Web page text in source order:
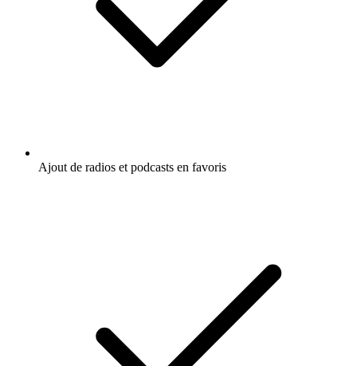
Ajout de radios et podcasts en favoris